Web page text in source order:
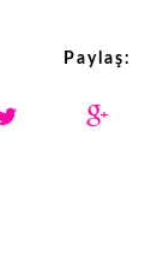
Paylaş: